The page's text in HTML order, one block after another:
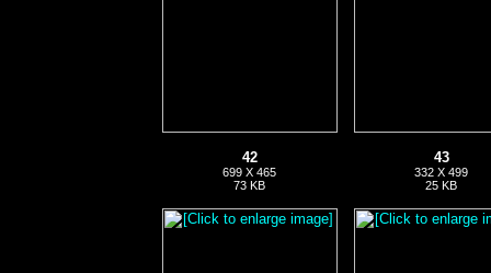
42
699 X 465
73 KB
43
332 X 499
25 KB